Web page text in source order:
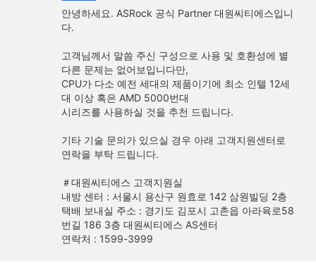
안녕하세요. ASRock 공식 Partner 대원씨티에스입니
다.
고객님께서 말씀 주신 구성으로 사용 및 호환성에 별
다른 문제는 없어보입니다만,
CPU가 다소 예전 세대의 제품이기에 최소 인텔 12세
대 이상 혹은 AMD 5000번대
시리즈를 사용하실 것을 추천 드립니다.
기타 기술 문의가 있으실 경우 아래 고객지원센터로
연락을 부탁 드립니다.
＃대원씨티에스 고객지원실
내방 센터 : 서울시 용산구 원효로 142 삼원빌딩 2층
택배 보내실 주소 : 경기도 김포시 고촌읍 아라육로58
번길 186 3층 대원씨티에스 AS센터
연락처 : 1599-3999